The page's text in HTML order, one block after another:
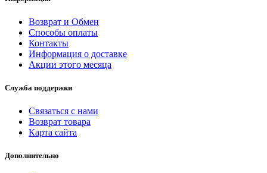
Возврат и Обмен
Способы оплаты
Контакты
Информация о доставке
Акции этого месяца
Служба поддержки
Связаться с нами
Возврат товара
Карта сайта
Дополнительно